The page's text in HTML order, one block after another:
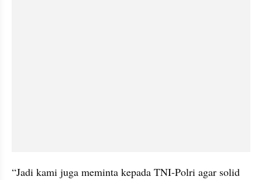
“Jadi kami juga meminta kepada TNI-Polri agar solid